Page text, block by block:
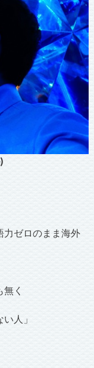
力ゼロのまま海外
く
人」